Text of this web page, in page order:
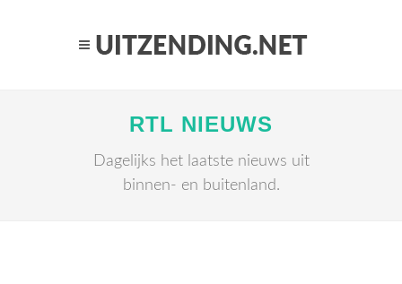
RTL NIEUWS
Dagelijks het laatste nieuws uit
binnen- en buitenland.